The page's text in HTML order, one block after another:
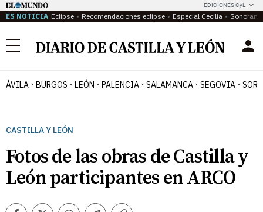
EDICIONES CyL
ES NOTICIA Eclipse Recomendaciones eclipse Especial Cecilia
Menú
ÁVILA BURGOS LEÓN PALENCIA SALAMANCA SEGOVIA
CASTILLA Y LEÓN
Fotos de las obras de Castilla y
León participantes en ARCO